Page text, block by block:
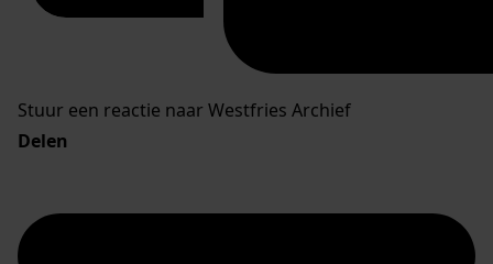
Stuur een reactie naar Westfries Archief
Delen